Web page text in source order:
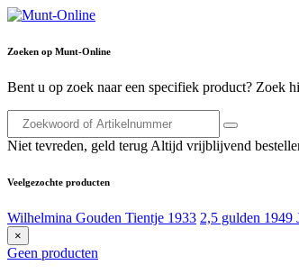
Zoeken op Munt-Online
Bent u op zoek naar een specifiek product? Zoek
Niet tevreden, geld terug Altijd vrijblijvend
Veelgezochte producten
Wilhelmina Gouden Tientje 1933 2,5 gulden 1949
×
Geen producten